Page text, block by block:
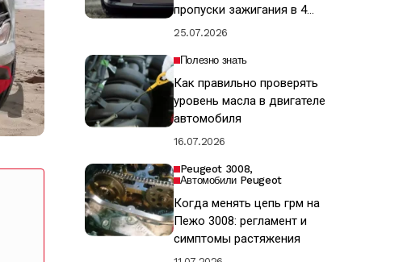
пропуски зажигания в 4
цилиндре
25.07.2026
Полезно знать
Как правильно проверять
уровень масла в двигателе
автомобиля
16.07.2026
Peugeot 3008
Автомобили Peugeot
Когда менять цепь грм на
Пежо 3008: регламент и
симптомы растяжения